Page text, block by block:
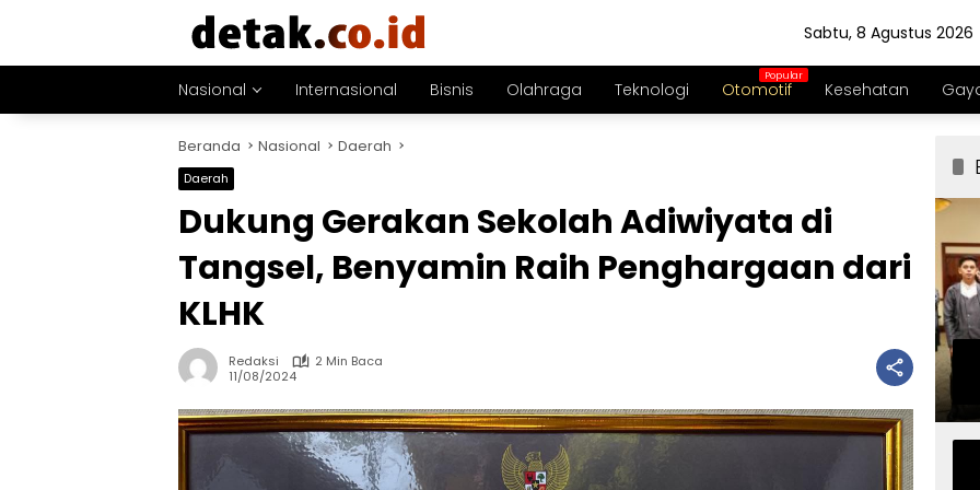
Sabtu, 8 Agustus 2026
Nasional Internasional Bisnis Olahraga Teknologi Otomotif Kesehatan
Beranda Nasional Daerah
Daerah
Dukung Gerakan Sekolah Adiwiyata di
Tangsel, Benyamin Raih Penghargaan dari
KLHK
Redaksi
2 Min Baca
11/08/2024